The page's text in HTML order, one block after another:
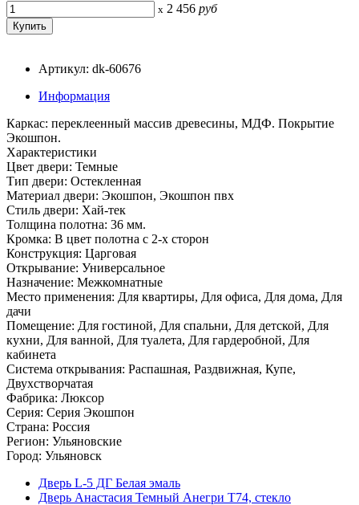
x 2 456 руб
Артикул: dk-60676
Информация
Каркас: переклеенный массив древесины, МДФ. Покрытие
Экошпон.
Характеристики
Цвет двери: Темные
Тип двери: Остекленная
Материал двери: Экошпон, Экошпон пвх
Стиль двери: Хай-тек
Толщина полотна: 36 мм.
Кромка: В цвет полотна с 2-х сторон
Конструкция: Царговая
Открывание: Универсальное
Назначение: Межкомнатные
Место применения: Для квартиры, Для офиса, Для дома, Для
дачи
Помещение: Для гостиной, Для спальни, Для детской, Для
кухни, Для ванной, Для туалета, Для гардеробной, Для
кабинета
Система открывания: Распашная, Раздвижная, Купе,
Двухстворчатая
Фабрика: Люксор
Серия: Серия Экошпон
Страна: Россия
Регион: Ульяновские
Город: Ульяновск
Дверь L-5 ДГ Белая эмаль
Дверь Анастасия Темный Анегри Т74, стекло